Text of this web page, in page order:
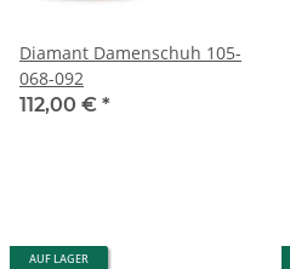
Diamant Damenschuh 105-
068-092
112,00 € *
AUF LAGER